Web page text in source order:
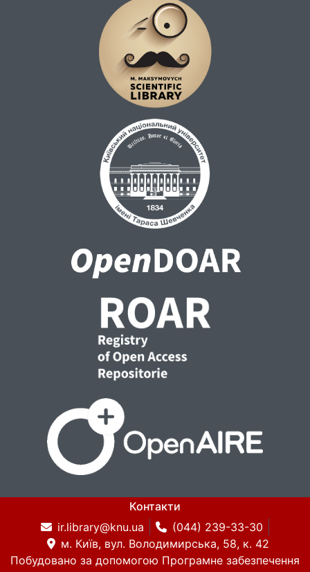
Контакти
ir.library@knu.ua
(044) 239-33-30
м. Київ, вул. Володимирська, 58, к. 42
Побудовано за допомогою Програмне забезпечення